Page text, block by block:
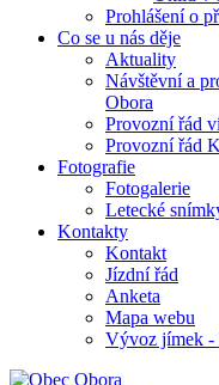
Prohlášení o
Co se u nás děje
Aktuality
Návštěvní a
Obora
Provozní řád
Provozní řád
Fotografie
Fotogalerie
Letecké
Kontakty
Kontakt
Jízdní řád
Anketa
Mapa webu
Vývoz jímek -